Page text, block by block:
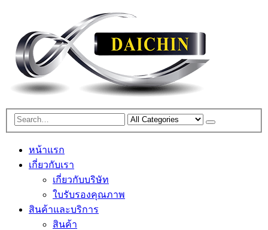
หน้าแรก
เกี่ยวกับเรา
เกี่ยวกับบริษัท
ใบรับรองคุณภาพ
สินค้าและบริการ
สินค้า